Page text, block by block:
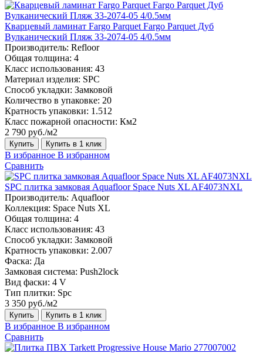
Кварцевый ламинат Fargo Parquet Fargo Parquet Дуб
Вулканический Пляж 33-2074-05 4/0.5мм
Производитель: Refloor
Общая толщина: 4
Класс использования: 43
Материал изделия: SPC
Способ укладки: Замковой
Количество в упаковке: 20
Кратность упаковки: 1.512
Класс пожарной опасности: Км2
2 790 руб./м2
Купить Купить в 1 клик
В избранное В избранном
Сравнить
SPC плитка замковая Aquafloor Space Nuts XL AF4073NXL
Производитель: Aquafloor
Коллекция: Space Nuts XL
Общая толщина: 4
Класс использования: 43
Способ укладки: Замковой
Кратность упаковки: 2.007
Фаска: Да
Замковая система: Push2lock
Вид фаски: 4 V
Тип плитки: Spc
3 350 руб./м2
Купить Купить в 1 клик
В избранное В избранном
Сравнить